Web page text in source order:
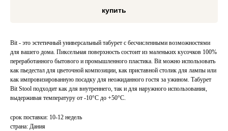
купить
Bit - это эстетичный универсальный табурет с бесчисленными возможностями
для вашего дома. Пиксельная поверхность состоит из маленьких кусочков 100%
переработанного бытового и промышленного пластика. Bit можно использовать
как пьедестал для цветочной композиции, как приставной столик для лампы или
как импровизированную посадку для неожиданного гостя за ужином. Табурет
Bit Stool подходит как для внутреннего, так и для наружного использования,
выдерживая температуру от -10°C до +50°C.
срок поставки: 10-12 недель
страна: Дания